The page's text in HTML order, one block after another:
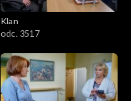
Klan
odc. 3517